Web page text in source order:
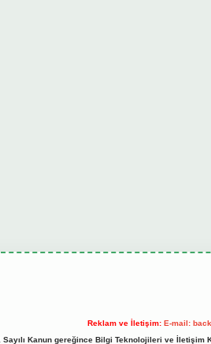
Reklam ve İletişim: E-mail:
Kanun gereğince Bilgi Teknolojileri ve İletişim